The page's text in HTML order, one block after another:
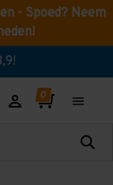
- Spoed? Neem